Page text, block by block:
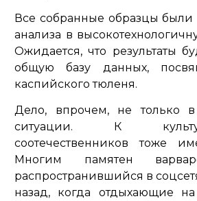
Все собранные образцы были
анализа в
Ожидается, что результаты
общую базу данных,
каспийского тюленя.
Дело, впрочем, не только в
ситуации. К
соотечественников тоже
Многим памятен
распространившийся в
назад, когда отдыхающие